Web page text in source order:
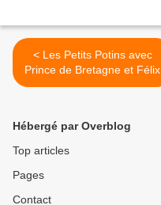
< Les Petits Potins avec
Prince de Bretagne et Félix
Hébergé par Overblog
Top articles
Pages
Contact